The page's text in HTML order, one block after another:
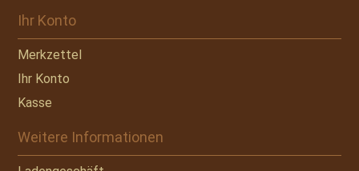
Ihr Konto
Merkzettel
Ihr Konto
Kasse
Weitere Informationen